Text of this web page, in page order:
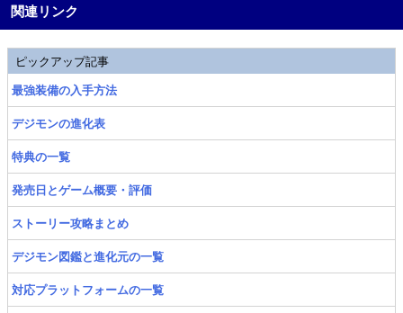
関連リンク
ピックアップ記事
最強装備の入手方法
デジモンの進化表
特典の一覧
発売日とゲーム概要・評価
ストーリー攻略まとめ
デジモン図鑑と進化元の一覧
対応プラットフォームの一覧